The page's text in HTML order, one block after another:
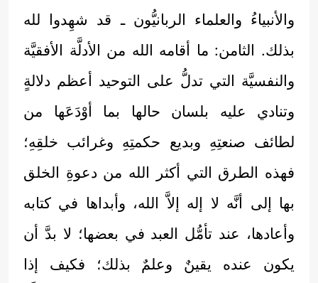
والأنبياءُ والعلماء الربانيُّون ـ قد شهِدوا لله
بذلك. الثامن: ما أقامه الله من الأدلَّة الأفقيَّة
والنفسيَّة التي تدلُّ على التوحيد أعظم دلالةٍ
وتنادي عليه بلسان حالها بما أوْدَعَها من
لطائف صنعتِهِ وبديع حكمتِهِ وغرائب خلقِهِ؛
فهذه الطرق التي أكثر الله من دعوةِ الخلق
بها إلى أنَّه لا إله إلاَّ الله، وأبداها في كتابه
وأعادها، عند تأمُّل العبد في بعضها؛ لا بدَّ أن
يكون عنده يقينٌ وعلمٌ بذلك؛ فكيف إذا